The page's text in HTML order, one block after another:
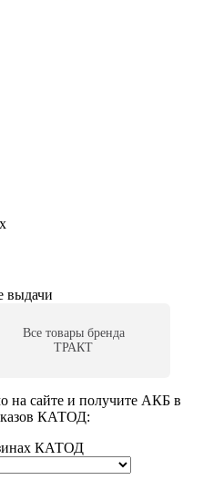
выдачи
Все товары бренда
ТРАКТ
на сайте и получите АКБ в
КАТОД:
КАТОД